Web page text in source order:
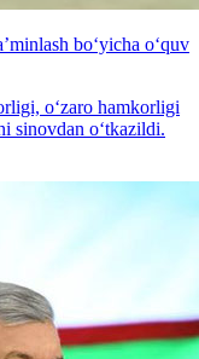
bo‘yicha o‘quv
o‘zaro hamkorligi
sinovdan o‘tkazildi.